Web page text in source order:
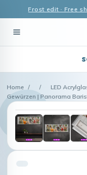
Frost edit · Free
Home / /
LED
Gewürzen | Panorama